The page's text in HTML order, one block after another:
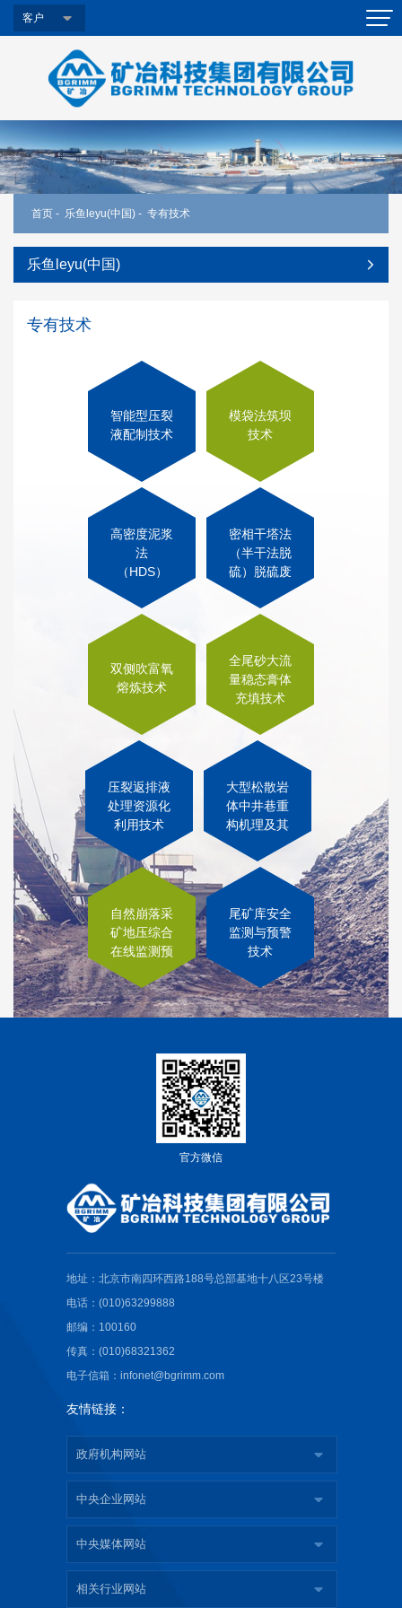
客户
首页 - 乐鱼leyu(中国) - 专有技术
乐鱼leyu(中国)
专有技术
智能型压裂
液配制技术
模袋法筑坝
技术
高密度泥浆
法
（HDS）
处理酸性重
金属废水技
密相干塔法
（半干法脱
硫）脱硫废
气污染治理
技术
双侧吹富氧
熔炼技术
全尾砂大流
量稳态膏体
充填技术
压裂返排液
处理资源化
利用技术
大型松散岩
体中井巷重
构机理及其
自然崩落采
矿地压综合
在线监测预
尾矿库安全
监测与预警
技术
官方微信
地址：北京市南四环西路188号总部基地十八区23号楼
电话：(010)63299888
邮编：100160
传真：(010)68321362
电子信箱：infonet@bgrimm.com
友情链接：
政府机构网站
中央企业网站
中央媒体网站
相关行业网站